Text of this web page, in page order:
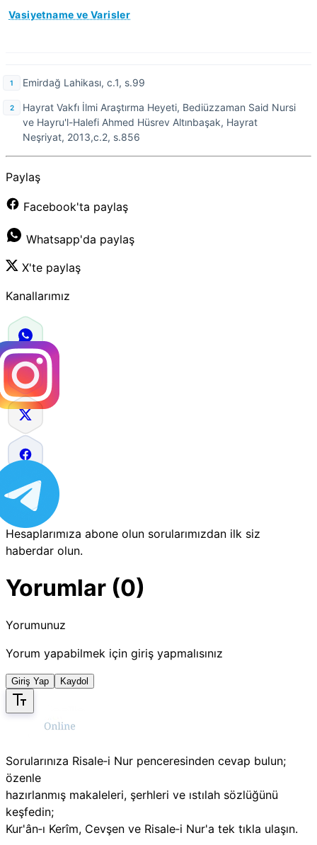
Vasiyetname ve Varisler
Emirdağ Lahikası, c.1, s.99
Hayrat Vakfı İlmi Araştırma Heyeti, Bediüzzaman Said Nursi
ve Hayru'l-Halefi Ahmed Hüsrev Altınbaşak, Hayrat
Neşriyat, 2013,c.2, s.856
Paylaş
Facebook'ta paylaş
Whatsapp'da paylaş
X'te paylaş
Kanallarımız
Hesaplarımıza abone olun sorularımızdan ilk siz
haberdar olun.
Yorumlar (0)
Yorumunuz
Yorum yapabilmek için giriş yapmalısınız
Giriş Yap Kaydol
Sorularınıza Risale‑i Nur penceresinden cevap bulun;
özenle
hazırlanmış makaleleri, şerhleri ve ıstılah sözlüğünü
keşfedin;
Kur'ân‑ı Kerîm, Cevşen ve Risale‑i Nur'a tek tıkla ulaşın.